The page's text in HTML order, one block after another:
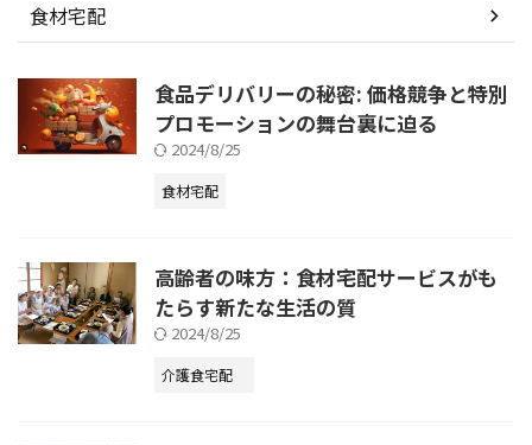
食材宅配
食品デリバリーの秘密: 価格競争と特別
プロモーションの舞台裏に迫る
2024/8/25
食材宅配
高齢者の味方：食材宅配サービスがも
たらす新たな生活の質
2024/8/25
介護食宅配